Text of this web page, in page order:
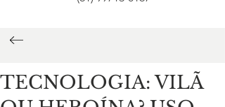
TECNOLOGIA: VILÃ